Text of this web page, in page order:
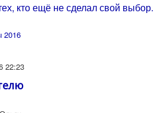
кто ещё не сделал свой выбор.
2016
22:23